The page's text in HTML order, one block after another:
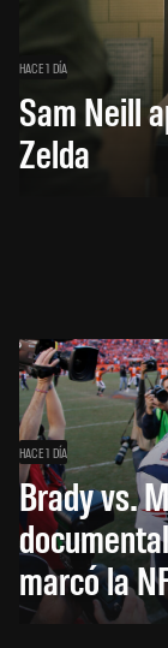
HACE 1 DÍA
Sam Neill
Zelda
HACE 1 DÍA
Brady vs.
marcó la